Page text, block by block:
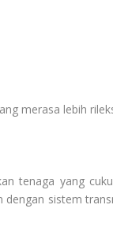
merasa lebih
tenaga yang
sistem